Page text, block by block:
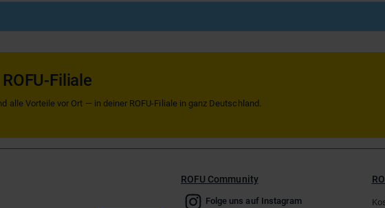
Filiale
alle Vorteile vor Ort — in deiner ROFU-Filiale in ganz Deutschland.
ROFU Community
Folge uns auf Instagram